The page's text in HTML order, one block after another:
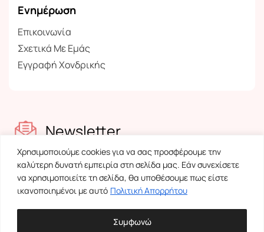
Χρησιμοποιούμε cookies για να σας προσφέρουμε την
καλύτερη δυνατή εμπειρία στη σελίδα μας. Εάν συνεχίσετε
να χρησιμοποιείτε τη σελίδα, θα υποθέσουμε πως είστε
ικανοποιημένοι με αυτό Πολιτική Απορρήτου
Συμφωνώ
Ενημέρωση
Επικοινωνία
Σχετικά Με Εμάς
Εγγραφή Χονδρικής
Newsletter
Ενημερωθείτε για τα νέα μας